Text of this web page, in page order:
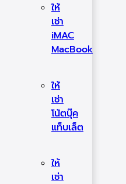
ให้
เช่า
iMAC
MacBook
ให้
เช่า
โน้ตบุ๊ค
แท็บเล็ต
ให้
เช่า